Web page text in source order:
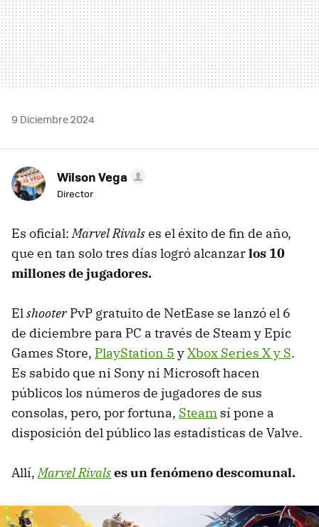
9 Diciembre 2024
Wilson Vega
Director
Es oficial:Marvel Rivalses el éxito de fin de año,
que en tan solo tres días logró alcanzarlos 10
millones de jugadores.
ElshooterPvP gratuito de NetEase se lanzó el 6
de diciembre para PC a través de Steam y Epic
Games Store, PlayStation 5 yXbox Series X y S.
Es sabido que ni Sony ni Microsoft hacen
públicos los números de jugadores de sus
consolas, pero, por fortuna, Steam sí pone a
disposición del público las estadísticas de Valve.
Allí,Marvel Rivalses un fenómeno descomunal.